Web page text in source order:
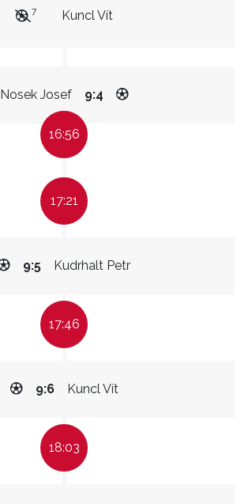
Kuncl Vít
7
Nosek Josef 9:4
16:56
17:21
Kudrhalt Petr
9:5
17:46
Kuncl Vít
9:6
18:03